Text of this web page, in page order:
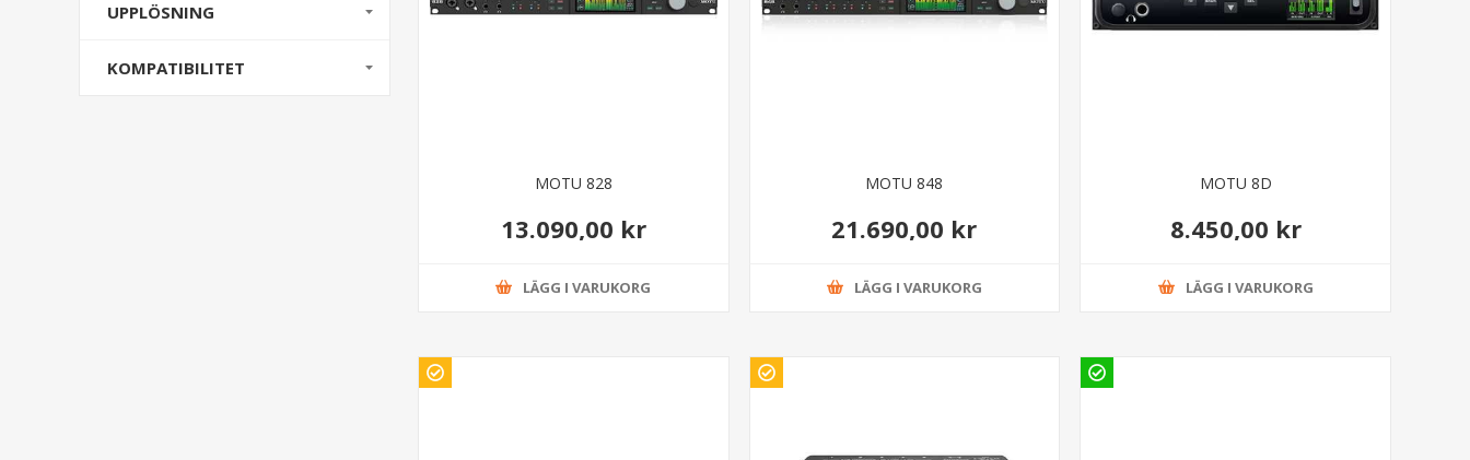
MOTU 828
13.090,00 kr
LÄGG I VARUKORG
MOTU 848
21.690,00 kr
LÄGG I VARUKORG
MOTU 8D
8.450,00 kr
LÄGG I VARUKORG
UPPLÖSNING
KOMPATIBILITET